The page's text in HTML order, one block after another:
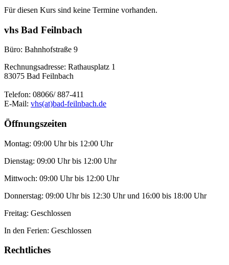
Für diesen Kurs sind keine Termine vorhanden.
vhs Bad Feilnbach
Büro: Bahnhofstraße 9
Rechnungsadresse: Rathausplatz 1
83075 Bad Feilnbach
Telefon: 08066/ 887-411
E-Mail: vhs(at)bad-feilnbach.de
Öffnungszeiten
Montag: 09:00 Uhr bis 12:00 Uhr
Dienstag: 09:00 Uhr bis 12:00 Uhr
Mittwoch: 09:00 Uhr bis 12:00 Uhr
Donnerstag: 09:00 Uhr bis 12:30 Uhr und 16:00 bis 18:00 Uhr
Freitag: Geschlossen
In den Ferien: Geschlossen
Rechtliches